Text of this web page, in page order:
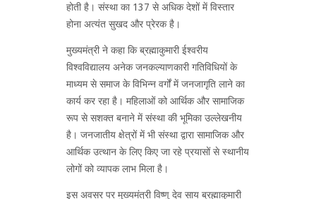
होती है। संस्था का 137 से अधिक देशों में विस्तार
होना अत्यंत सुखद और प्रेरक है।
मुख्यमंत्री ने कहा कि ब्रह्माकुमारी ईश्वरीय
विश्वविद्यालय अनेक जनकल्याणकारी गतिविधियों के
माध्यम से समाज के विभिन्न वर्गों में जनजागृति लाने का
कार्य कर रहा है। महिलाओं को आर्थिक और सामाजिक
रूप से सशक्त बनाने में संस्था की भूमिका उल्लेखनीय
है। जनजातीय क्षेत्रों में भी संस्था द्वारा सामाजिक और
आर्थिक उत्थान के लिए किए जा रहे प्रयासों से स्थानीय
लोगों को व्यापक लाभ मिला है।
इस अवसर पर मुख्यमंत्री विष्णु देव साय ब्रह्माकुमारी